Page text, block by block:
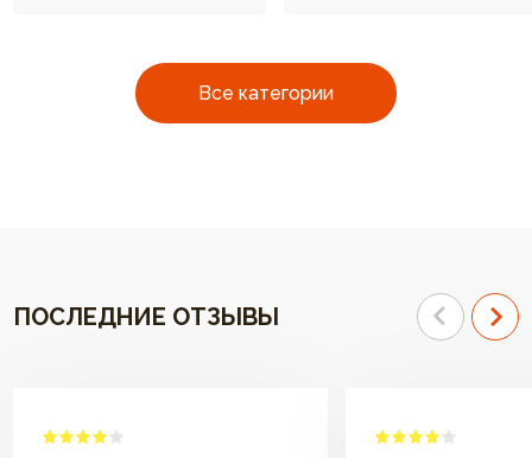
Все категории
ПОСЛЕДНИЕ ОТЗЫВЫ